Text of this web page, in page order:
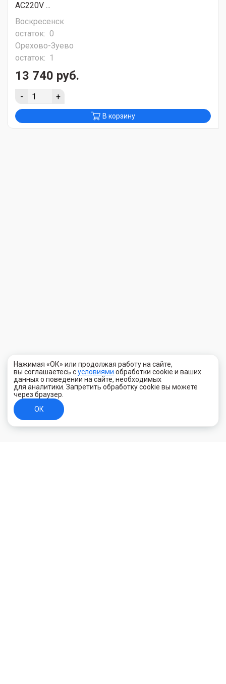
AC220V ...
Воскресенск
остаток: 0
Орехово-Зуево
остаток: 1
13 740 руб.
- +
В корзину
Нажимая «ОК» или продолжая работу на сайте,
вы соглашаетесь сусловиями обработки cookie и ваших
данных о поведении на сайте, необходимых
для аналитики. Запретить обработку cookie вы можете
через браузер.
ОК